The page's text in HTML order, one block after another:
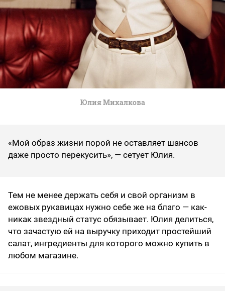
Юлия Михалкова
«Мой образ жизни порой не оставляет шансов
даже просто перекусить», — сетует Юлия.
Тем не менее держать себя и свой организм в
ежовых рукавицах нужно себе же на благо — как-
никак звездный статус обязывает. Юлия делиться,
что зачастую ей на выручку приходит простейший
салат, ингредиенты для которого можно купить в
любом магазине.